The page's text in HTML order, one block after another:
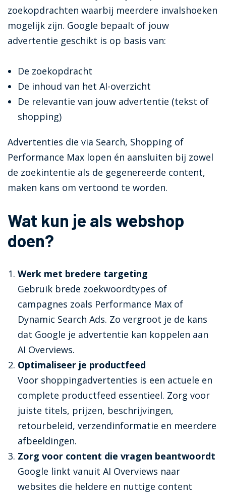
zoekopdrachten waarbij meerdere invalshoeken
mogelijk zijn. Google bepaalt of jouw
advertentie geschikt is op basis van:
De zoekopdracht
De inhoud van het AI-overzicht
De relevantie van jouw advertentie (tekst of
shopping)
Advertenties die via Search, Shopping of
Performance Max lopen én aansluiten bij zowel
de zoekintentie als de gegenereerde content,
maken kans om vertoond te worden.
Wat kun je als webshop
doen?
Werk met bredere targeting
Gebruik brede zoekwoordtypes of
campagnes zoals Performance Max of
Dynamic Search Ads. Zo vergroot je de kans
dat Google je advertentie kan koppelen aan
AI Overviews.
Optimaliseer je productfeed
Voor shoppingadvertenties is een actuele en
complete productfeed essentieel. Zorg voor
juiste titels, prijzen, beschrijvingen,
retourbeleid, verzendinformatie en meerdere
afbeeldingen.
Zorg voor content die vragen beantwoordt
Google linkt vanuit AI Overviews naar
websites die heldere en nuttige content